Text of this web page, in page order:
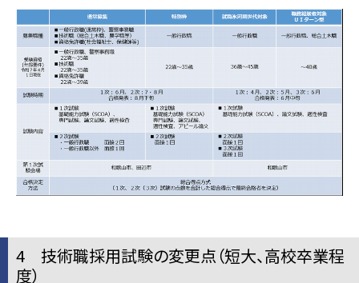
4 技術職採用試験の変更点（短大、高校卒業程
度）